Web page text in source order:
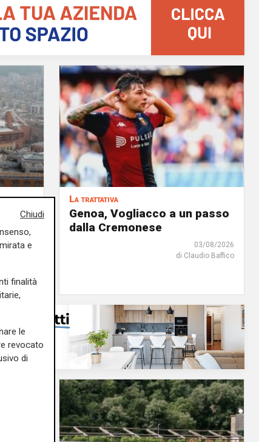
fra
La trattativa
Genoa, Vogliacco a un passo
dalla Cremonese
03/08/2026
di Claudio Baffico
Chiudi
e
finalità
le
revocato
di